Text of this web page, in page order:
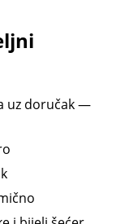
uz doručak —